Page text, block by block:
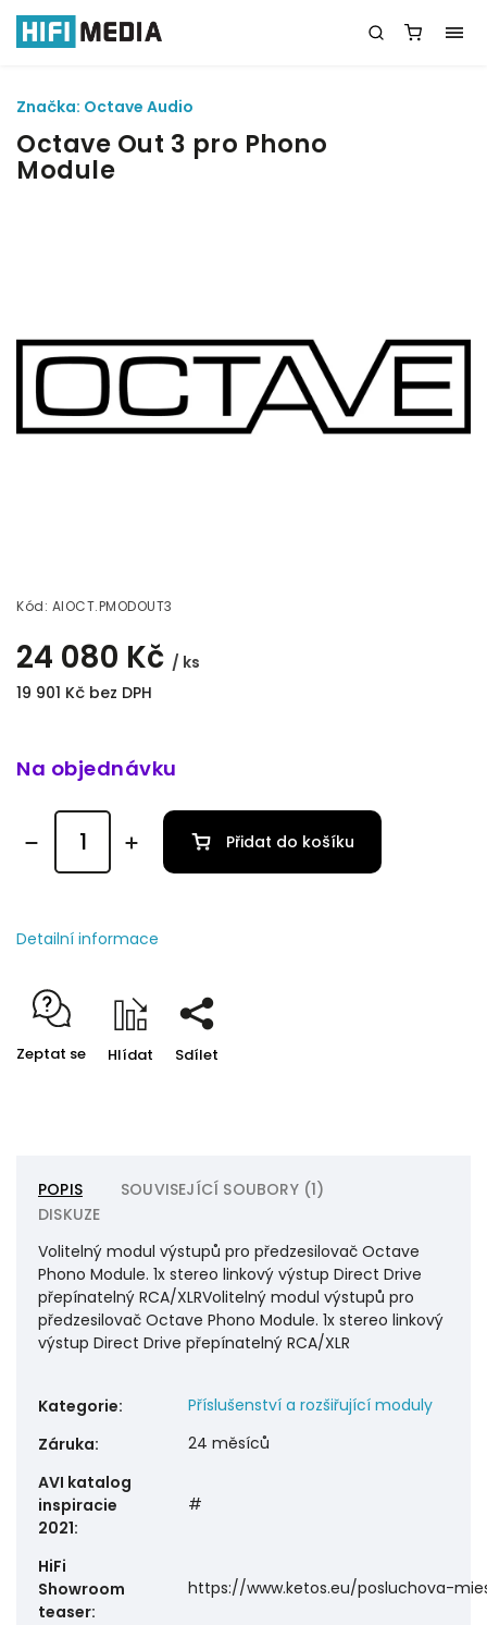
Octave Out 3 pro Phono
Module
Kód: AIOCT.PMODOUT3
24 080 Kč / ks
19 901 Kč bez DPH
Značka: Octave Audio
Na objednávku
Přidat do košíku
Detailní informace
Zeptat se Hlídat Sdílet
POPIS
SOUVISEJÍCÍ SOUBORY (1)
DISKUZE
Volitelný modul výstupů pro předzesilovač Octave
Phono Module. 1x stereo linkový výstup Direct Drive
přepínatelný RCA/XLRVolitelný modul výstupů pro
předzesilovač Octave Phono Module. 1x stereo linkový
výstup Direct Drive přepínatelný RCA/XLR
Kategorie:
Příslušenství a rozšiřující moduly
Záruka:
24 měsíců
AVI katalog
inspiracie
2021:
#
HiFi
Showroom
teaser:
https://www.ketos.eu/posluchova-